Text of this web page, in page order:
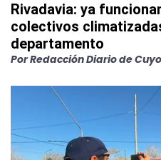
Rivadavia: ya
colectivos
departamento
PorRedacción Diario de Cuyo